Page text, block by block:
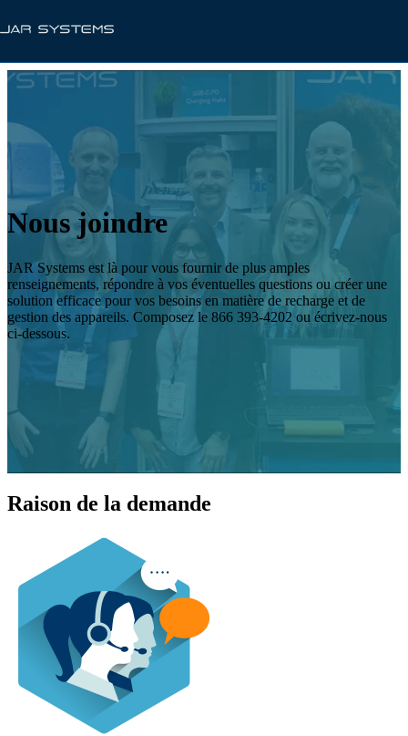
Nous joindre
JAR Systems est là pour vous fournir de plus amples
renseignements, répondre à vos éventuelles questions ou créer une
solution efficace pour vos besoins en matière de recharge et de
gestion des appareils. Composez le 866 393-4202 ou écrivez-nous
ci-dessous.
Raison de la demande